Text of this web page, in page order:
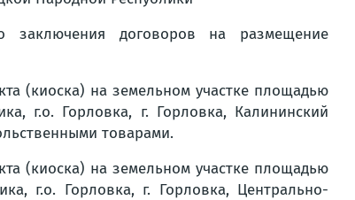
договоров на размещение
(киоска) на земельном участке площадью
г.о. Горловка, г. Горловка, Калининский
товарами.
(киоска) на земельном участке площадью
г.о. Горловка, г. Горловка, Центрально-